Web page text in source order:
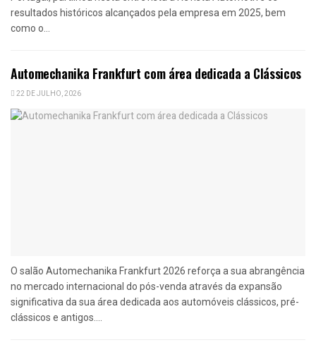
resultados históricos alcançados pela empresa em 2025, bem
como o...
Automechanika Frankfurt com área dedicada a Clássicos
22 DE JULHO, 2026
O salão Automechanika Frankfurt 2026 reforça a sua abrangência
no mercado internacional do pós-venda através da expansão
significativa da sua área dedicada aos automóveis clássicos, pré-
clássicos e antigos....